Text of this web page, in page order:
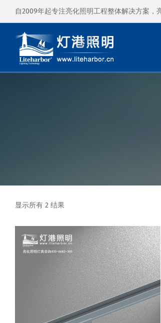
自2009年起专注亮化照明工程整体解决方案，
显示所有 2 结果